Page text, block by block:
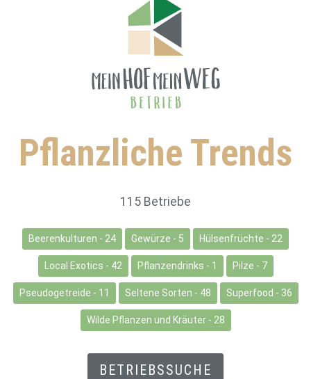
Pflanzliche Trends
115 Betriebe
Beerenkulturen - 24 Gewürze - 5 Hülsenfrüchte - 22
Local Exotics - 42 Pflanzendrinks - 1 Pilze - 7
Pseudogetreide - 11 Seltene Sorten - 48 Superfood - 36
Wilde Pflanzen und Kräuter - 28
BETRIEBSSUCHE